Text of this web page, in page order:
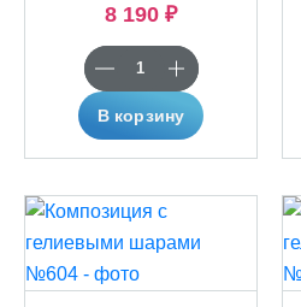
8 190 ₽
В корзину